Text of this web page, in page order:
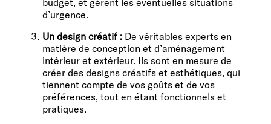
budget, et gèrent les éventuelles situations
d’urgence.
Un design créatif : De véritables experts en
matière de conception et d’aménagement
intérieur et extérieur. Ils sont en mesure de
créer des designs créatifs et esthétiques, qui
tiennent compte de vos goûts et de vos
préférences, tout en étant fonctionnels et
pratiques.